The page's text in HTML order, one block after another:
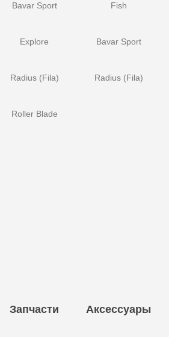
Bavar Sport
Explore
Radius (Fila)
Roller Blade
Fish
Bavar Sport
Radius (Fila)
Запчасти Аксессуары